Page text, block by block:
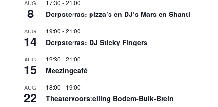
AUG
8
17:30 -21:00
Dorpsterras: pizza’s en DJ’s Mars en Shanti
AUG
14
19:00 -21:00
Dorpsterras: DJ Sticky Fingers
AUG
15
19:30 -21:00
Meezingcafé
AUG
22
18:00 - 19:00
Theatervoorstelling Bodem-Buik-Brein